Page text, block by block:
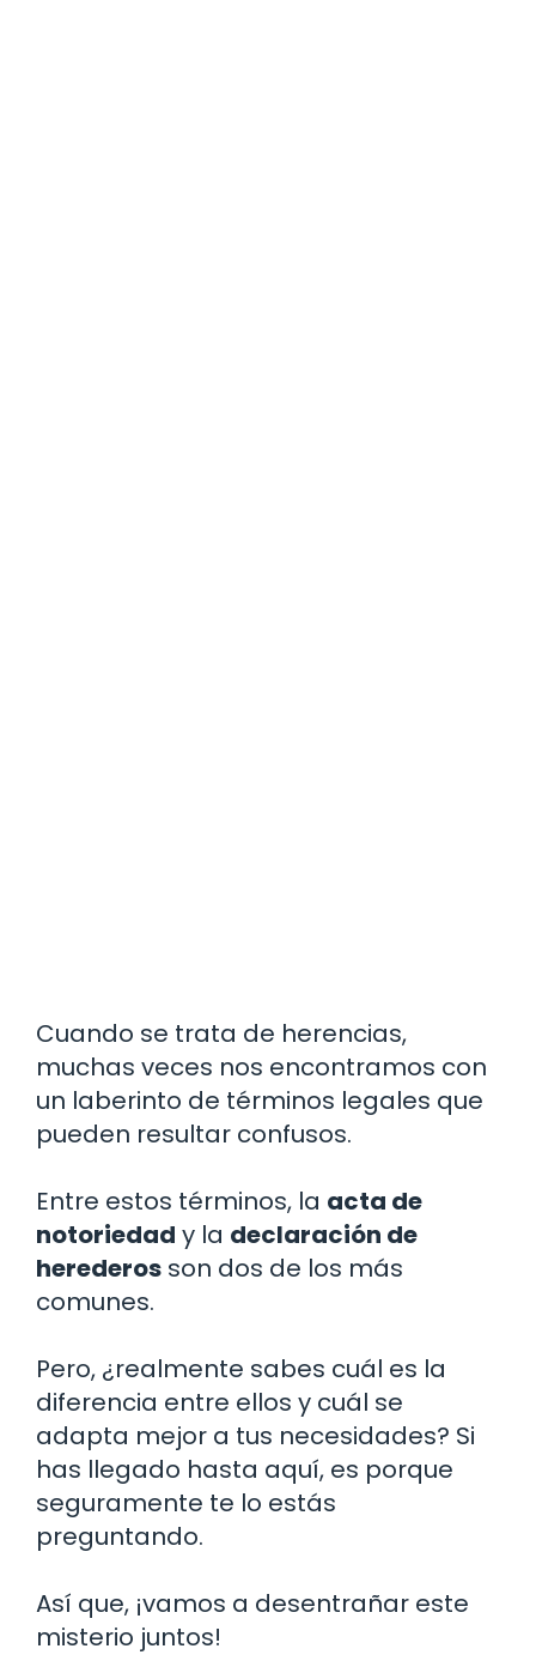
Cuando se trata de herencias,
muchas veces nos encontramos con
un laberinto de términos legales que
pueden resultar confusos.
Entre estos términos, la acta de
notoriedad y la declaración de
herederos son dos de los más
comunes.
Pero, ¿realmente sabes cuál es la
diferencia entre ellos y cuál se
adapta mejor a tus necesidades? Si
has llegado hasta aquí, es porque
seguramente te lo estás
preguntando.
Así que, ¡vamos a desentrañar este
misterio juntos!